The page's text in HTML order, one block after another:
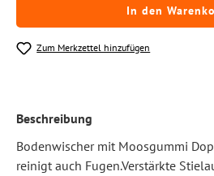
In den
Zum Merkzettel hinzufügen
Beschreibung
Bodenwischer mit Moosgummi
reinigt auch Fugen.Verstärkte